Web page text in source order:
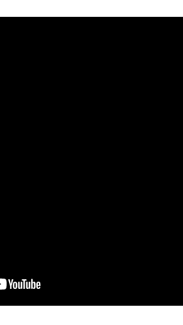
L’année La Plus Meurtrière
DIGNE ET RÉSILIENTE :